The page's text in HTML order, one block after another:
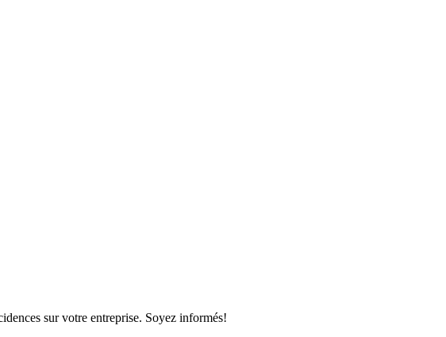
sur votre entreprise. Soyez informés!